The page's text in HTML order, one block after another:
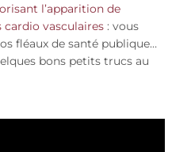
l’apparition de
vasculaires : vous
fléaux de santé publique…
bons petits trucs au